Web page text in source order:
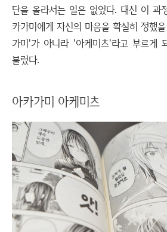
단을 올라서는 일은 없었다. 대신 이 과
카가미에게 자신의 마음을 확실히 정했
가미'가 아니라 '아케미츠'라고 부르게
불렀다.
아카가미 아케미츠